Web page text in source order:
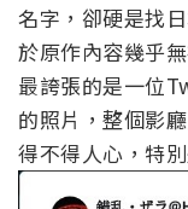
名字，卻硬是找
於原作內容幾乎
最誇張的是一位
的照片，整個影
得不得人心，特